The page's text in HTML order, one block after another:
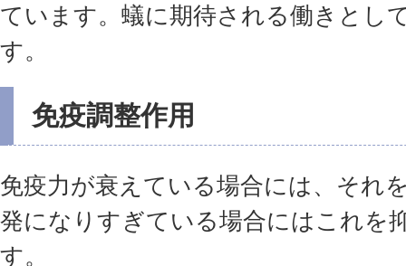
ています。蟻に期待される働きとし
す。
免疫調整作用
免疫力が衰えている場合には、それ
発になりすぎている場合にはこれを
す。